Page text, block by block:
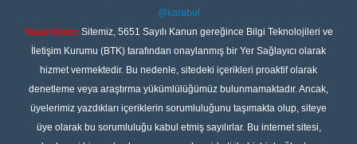
@karabul
Yasal Uyarı: Sitemiz, 5651 Sayılı Kanun gereğince Bilgi Teknolojileri ve
İletişim Kurumu (BTK) tarafından onaylanmış bir Yer Sağlayıcı olarak
hizmet vermektedir. Bu nedenle, sitedeki içerikleri proaktif olarak
denetleme veya araştırma yükümlülüğümüz bulunmamaktadır. Ancak,
üyelerimiz yazdıkları içeriklerin sorumluluğunu taşımakta olup, siteye
üye olarak bu sorumluluğu kabul etmiş sayılırlar. Bu internet sitesi,